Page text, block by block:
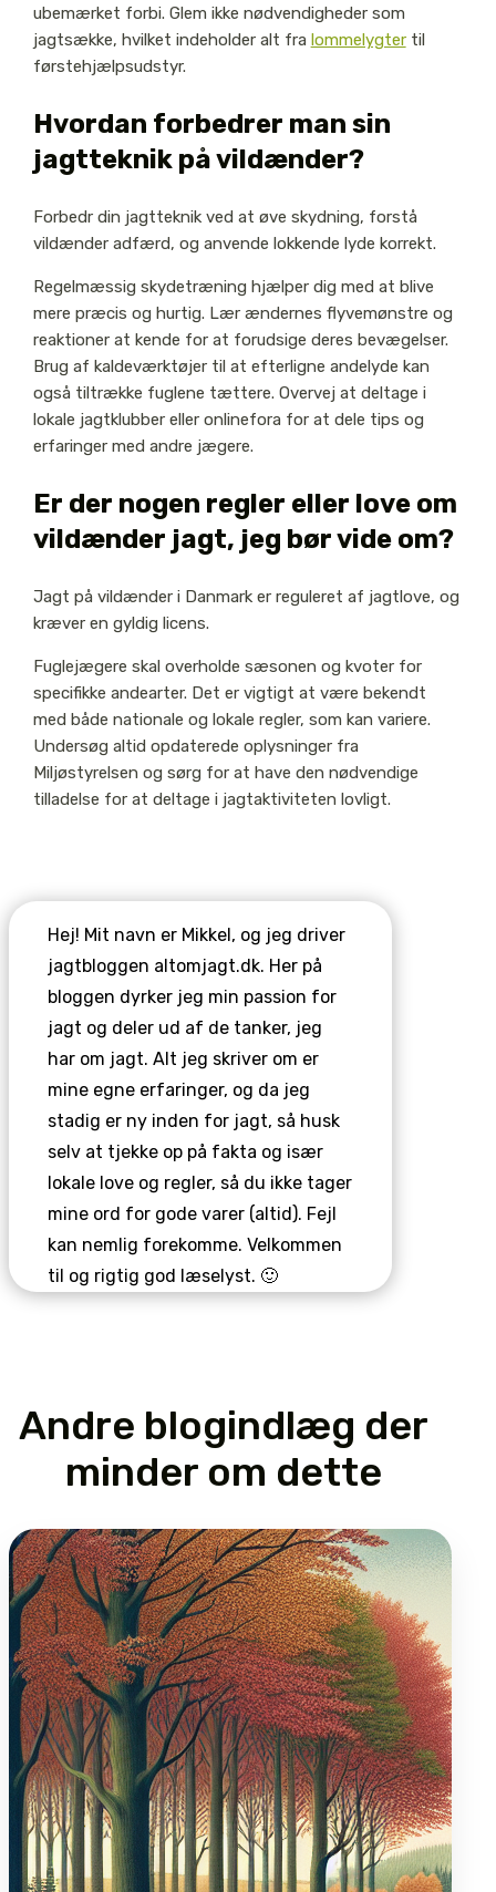
ubemærket forbi. Glem ikke nødvendigheder som
jagtsække, hvilket indeholder alt fra lommelygtertil
førstehjælpsudstyr.
Hvordan forbedrer man sin
jagtteknik på vildænder?
Forbedr din jagtteknik ved at øve skydning, forstå
vildænder adfærd, og anvende lokkende lyde korrekt.
Regelmæssig skydetræning hjælper dig med at blive
mere præcis og hurtig. Lær ændernes flyvemønstre og
reaktioner at kende for at forudsige deres bevægelser.
Brug af kaldeværktøjer til at efterligne andelyde kan
også tiltrække fuglene tættere. Overvej at deltage i
lokale jagtklubber eller onlinefora for at dele tips og
erfaringer med andre jægere.
Er der nogen regler eller love om
vildænder jagt, jeg bør vide om?
Jagt på vildænder i Danmark er reguleret af jagtlove, og
kræver en gyldig licens.
Fuglejægere skal overholde sæsonen og kvoter for
specifikke andearter. Det er vigtigt at være bekendt
med både nationale og lokale regler, som kan variere.
Undersøg altid opdaterede oplysninger fra
Miljøstyrelsen og sørg for at have den nødvendige
tilladelse for at deltage i jagtaktiviteten lovligt.
Hej! Mit navn er Mikkel, og jeg driver
jagtbloggen altomjagt.dk. Her på
bloggen dyrker jeg min passion for
jagt og deler ud af de tanker, jeg
har om jagt. Alt jeg skriver om er
mine egne erfaringer, og da jeg
stadig er ny inden for jagt, så husk
selv at tjekke op på fakta og især
lokale love og regler, så du ikke tager
mine ord for gode varer (altid). Fejl
kan nemlig forekomme. Velkommen
til og rigtig god læselyst. 🙂
Andre blogindlæg der
minder om dette